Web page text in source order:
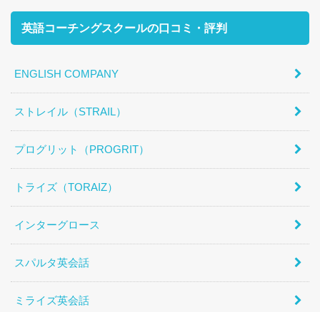
英語コーチングスクールの口コミ・評判
ENGLISH COMPANY
ストレイル（STRAIL）
プログリット（PROGRIT）
トライズ（TORAIZ）
インターグロース
スパルタ英会話
ミライズ英会話